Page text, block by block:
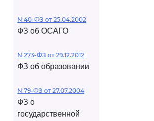
N 40-ФЗ от 25.04.2002
ФЗ об ОСАГО
N 273-ФЗ от 29.12.2012
ФЗ об образовании
N 79-ФЗ от 27.07.2004
ФЗ о
государственной